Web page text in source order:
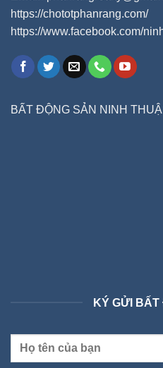
https://chototphanrang.com/
https://www.facebook.com/
BẤT ĐỘNG SẢN NINH
KÝ GỬI BẤT